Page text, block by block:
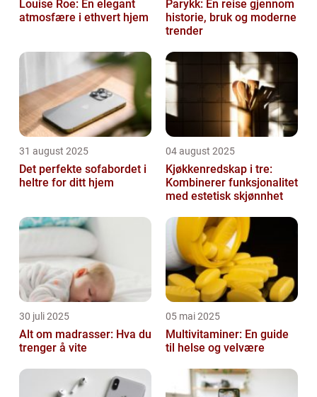
Louise Roe: En elegant
atmosfære i ethvert hjem
Parykk: En reise gjennom
historie, bruk og moderne
trender
31 august 2025
Det perfekte sofabordet i
heltre for ditt hjem
04 august 2025
Kjøkkenredskap i tre:
Kombinerer funksjonalitet
med estetisk skjønnhet
30 juli 2025
Alt om madrasser: Hva du
trenger å vite
05 mai 2025
Multivitaminer: En guide
til helse og velvære